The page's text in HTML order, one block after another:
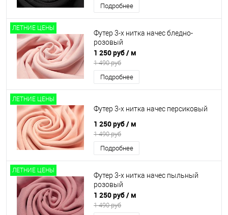
Подробнее
ЛЕТНИЕ ЦЕНЫ
Футер 3-х нитка начес бледно-
розовый
1 250 руб/ м
1 490 руб
Подробнее
ЛЕТНИЕ ЦЕНЫ
Футер 3-х нитка начес персиковый
1 250 руб/ м
1 490 руб
Подробнее
ЛЕТНИЕ ЦЕНЫ
Футер 3-х нитка начес пыльный
розовый
1 250 руб/ м
1 490 руб